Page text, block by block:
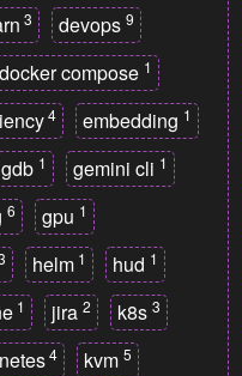
3 devops 9
docker compose 1
4 embedding 1
gdb 1 gemini cli 1
6 gpu 1
helm 1 hud 1
1 jira 2 k8s 3
4 kvm 5